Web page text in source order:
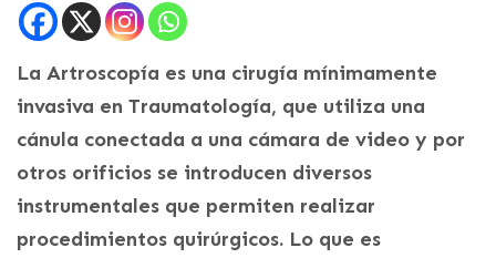
La Artroscopía es una cirugía mínimamente
invasiva en Traumatología, que utiliza una
cánula conectada a una cámara de video y por
otros orificios se introducen diversos
instrumentales que permiten realizar
procedimientos quirúrgicos. Lo que es